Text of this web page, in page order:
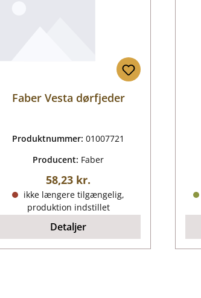
Faber Vesta dørfjeder
Produktnummer:01007721
Producent: Faber
Almindelig pris:
58,23 kr.
ikke længere tilgængelig,
produktion indstillet
Detaljer